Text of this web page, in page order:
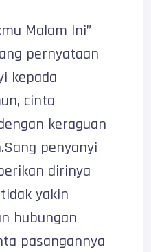
Malam Ini”
pernyataan
kepada
cinta
keraguan
penyanyi
dirinya
yakin
hubungan
pasangannya